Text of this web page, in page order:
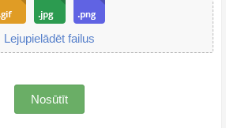
Lejupielādēt failus
Nosūtīt